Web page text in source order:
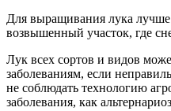
Для выращивания лука
возвышенный участок, где
Лук всех сортов и видов
заболеваниям, если
не соблюдать технологию
заболевания, как